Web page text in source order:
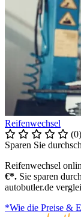
Reifenwechsel
(0)
Sparen Sie
Reifenwechsel
€*. Sie sparen
autobutler.de
*Wie die Preise &